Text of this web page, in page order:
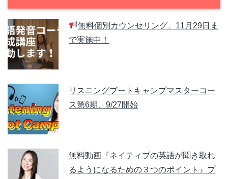
無料個別カウンセリング、11月29日ま
で実施中！
リスニングブートキャンプマスターコー
ス第6期、9/27開始
無料動画『ネイティブの英語が聞き取れ
るようになるための３つのポイント』プ